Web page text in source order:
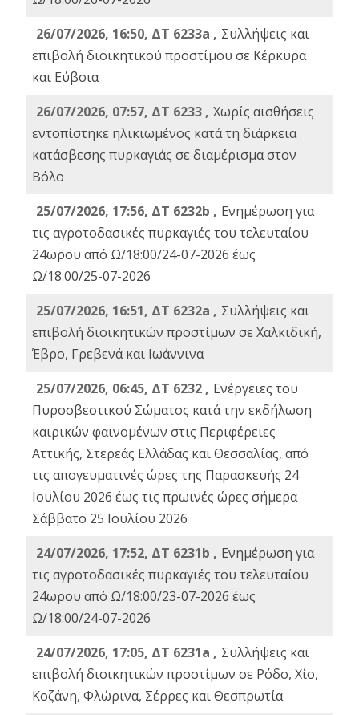
26/07/2026, 16:50, ΔΤ 6233a , Συλλήψεις και
επιβολή διοικητικού προστίμου σε Κέρκυρα
και Εύβοια
26/07/2026, 07:57, ΔΤ 6233 , Χωρίς αισθήσεις
εντοπίστηκε ηλικιωμένος κατά τη διάρκεια
κατάσβεσης πυρκαγιάς σε διαμέρισμα στον
Βόλο
25/07/2026, 17:56, ΔΤ 6232b , Ενημέρωση για
τις αγροτοδασικές πυρκαγιές του τελευταίου
24ωρου από Ω/18:00/24-07-2026 έως
Ω/18:00/25-07-2026
25/07/2026, 16:51, ΔΤ 6232a , Συλλήψεις και
επιβολή διοικητικών προστίμων σε Χαλκιδική,
Έβρο, Γρεβενά και Ιωάννινα
25/07/2026, 06:45, ΔΤ 6232 , Ενέργειες του
Πυροσβεστικού Σώματος κατά την εκδήλωση
καιρικών φαινομένων στις Περιφέρειες
Αττικής, Στερεάς Ελλάδας και Θεσσαλίας, από
τις απογευματινές ώρες της Παρασκευής 24
Ιουλίου 2026 έως τις πρωινές ώρες σήμερα
Σάββατο 25 Ιουλίου 2026
24/07/2026, 17:52, ΔΤ 6231b , Ενημέρωση για
τις αγροτοδασικές πυρκαγιές του τελευταίου
24ωρου από Ω/18:00/23-07-2026 έως
Ω/18:00/24-07-2026
24/07/2026, 17:05, ΔΤ 6231a , Συλλήψεις και
επιβολή διοικητικών προστίμων σε Ρόδο, Χίο,
Κοζάνη, Φλώρινα, Σέρρες και Θεσπρωτία